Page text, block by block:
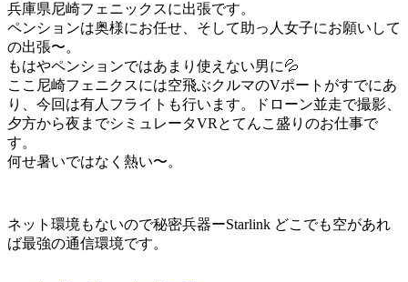
兵庫県尼崎フェニックスに出張です。
ペンションは奥様にお任せ、そして助っ人女子にお願いして
の出張〜。
もはやペンションではあまり使えない男に💦
ここ尼崎フェニクスには空飛ぶクルマのVポートがすでにあ
り、今回は有人フライトも行います。ドローン並走で撮影、
夕方から夜までシミュレータVRとてんこ盛りのお仕事で
す。
何せ暑いではなく熱い〜。
ネット環境もないので秘密兵器ーStarlink どこでも空があれ
ば最強の通信環境です。